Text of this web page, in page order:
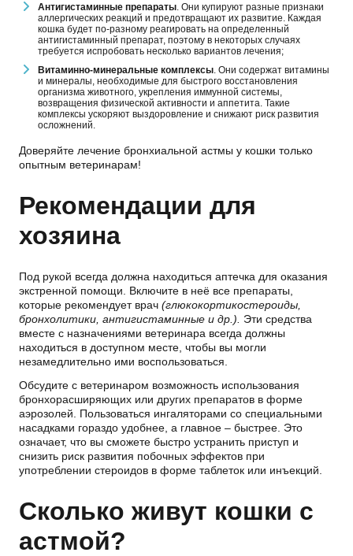
Антигистаминные препараты . Они купируют разные признаки
аллергических реакций и предотвращают их развитие. Каждая
кошка будет по-разному реагировать на определенный
антигистаминный препарат, поэтому в некоторых случаях
требуется испробовать несколько вариантов лечения;
Витаминно-минеральные комплексы . Они содержат витамины
и минералы, необходимые для быстрого восстановления
организма животного, укрепления иммунной системы,
возвращения физической активности и аппетита. Такие
комплексы ускоряют выздоровление и снижают риск развития
осложнений.
Доверяйте лечение бронхиальной астмы у кошки только
опытным ветеринарам!
Рекомендации для
хозяина
Под рукой всегда должна находиться аптечка для оказания
экстренной помощи. Включите в неё все препараты,
которые рекомендует врач (глюкокортикостероиды,
бронхолитики, антигистаминные и др.).
Эти средства
вместе с назначениями ветеринара всегда должны
находиться в доступном месте, чтобы вы могли
незамедлительно ими воспользоваться.
Обсудите с ветеринаром возможность использования
бронхорасширяющих или других препаратов в форме
аэрозолей. Пользоваться ингаляторами со специальными
насадками гораздо удобнее, а главное – быстрее. Это
означает, что вы сможете быстро устранить приступ и
снизить риск развития побочных эффектов при
употреблении стероидов в форме таблеток или инъекций.
Сколько живут кошки с
астмой?